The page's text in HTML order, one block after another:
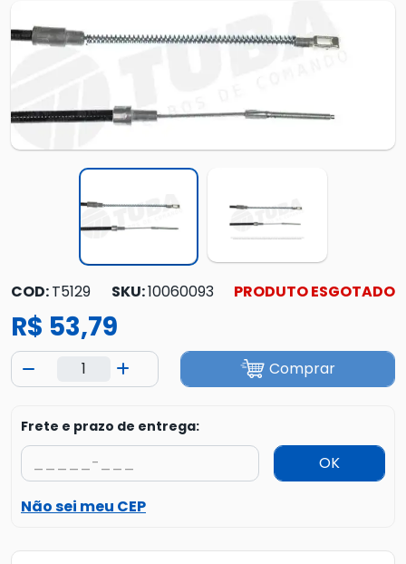
COD:T5129 SKU:10060093 PRODUTO ESGOTADO
R$ 53,79
Comprar
Frete e prazo de entrega:
OK
Não sei meu CEP